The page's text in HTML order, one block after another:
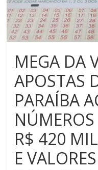
MEGA DA
APOSTAS
PARAÍBA
R$ 420
E VALORES